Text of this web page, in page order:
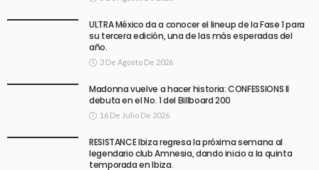
ULTRA México da a conocer el lineup de la Fase 1 para
su tercera edición, una de las más esperadas del
año.
3 De Agosto De 2026
Madonna vuelve a hacer historia: CONFESSIONS II
debuta en el No. 1 del Billboard 200
16 De Julio De 2026
RESISTANCE Ibiza regresa la próxima semana al
legendario club Amnesia, dando inicio a la quinta
temporada en Ibiza.